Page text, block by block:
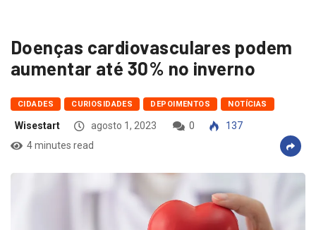
Doenças cardiovasculares podem
aumentar até 30% no inverno
CIDADES CURIOSIDADES DEPOIMENTOS NOTÍCIAS
Wisestart agosto 1, 2023 0
137
4 minutes read